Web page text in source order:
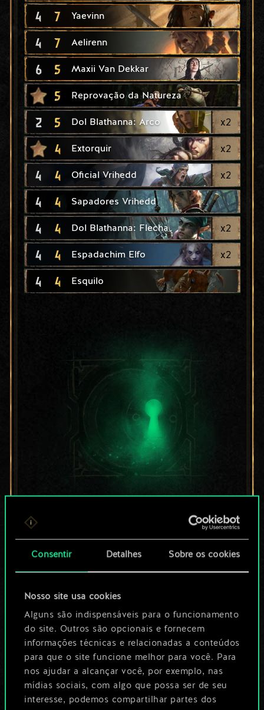
Consentir Detalhes Sobre os cookies
Nosso site usa cookies
Alguns são indispensáveis para o funcionamento
do site. Outros são opcionais e fornecem
informações técnicas e relacionadas a conteúdos
para que o site funcione melhor para você. Para
nos ajudar a alcançar você, por exemplo, nas
mídias sociais, com algo que possa ser de seu
interesse, podemos compartilhar partes dos
4 7 Yaevinn
4 7 Aelirenn
6 5 Maxii Van Dekkar
5 Reprovação da Natureza
2 5 Dol Blathanna: Arco x2
4 Extorquir x2
4 4 Oficial Vrihedd x2
4 4 Sapadores Vrihedd
4 4 Dol Blathanna: Flecha x2
4 4 Espadachim Elfo x2
4 4 Esquilo
Por enquanto, isto é
apenas um conjunto
compartilhado.
No entanto, dá para
ser muito mais!
Dê um nome para este baralho e crie
um guia